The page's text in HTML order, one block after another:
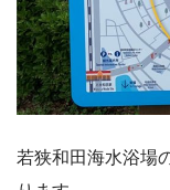
若狭和田海水浴場